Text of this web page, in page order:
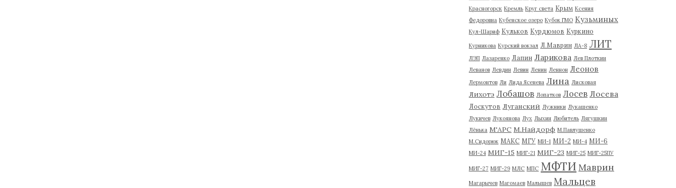
Красногорск Кремль Круг света Крым Ксения
Федоровна Кубенское озеро Кубок ГМО Кузьминых
Кул-Шариф Кульков Курдюмов Куркино
Курникова Курский вокзал Л.Маврин ЛА-8 ЛИТ
ЛЭП Лазаренко Лапин Ларикова Лев Плоткин
Леванов Левдин Левин Ленин Леннон Леонов
Лермонтов Ли Лида Ясенева Лина Лисковая
Лихотэ Лобашов Лопатков Лосев Лосева
Лоскутов Луганский Лужники Лукашенко
Лукичев Лукоянова Лух Лыхин Любитель Лягушкин
Лёнька М'АРС М.Найдорф М.Павлушенко
М.Сидорюк МАКС МГУ МИ-1 МИ-2 МИ-4 МИ-6
МИ-24 МИГ-15 МИГ-21 МИГ-23 МИГ-25 МИГ-25ПУ
МИГ-27 МИГ-29 МЛС МПС МФТИ Маврин
Магарычев Магомаев Малышев Мальцев